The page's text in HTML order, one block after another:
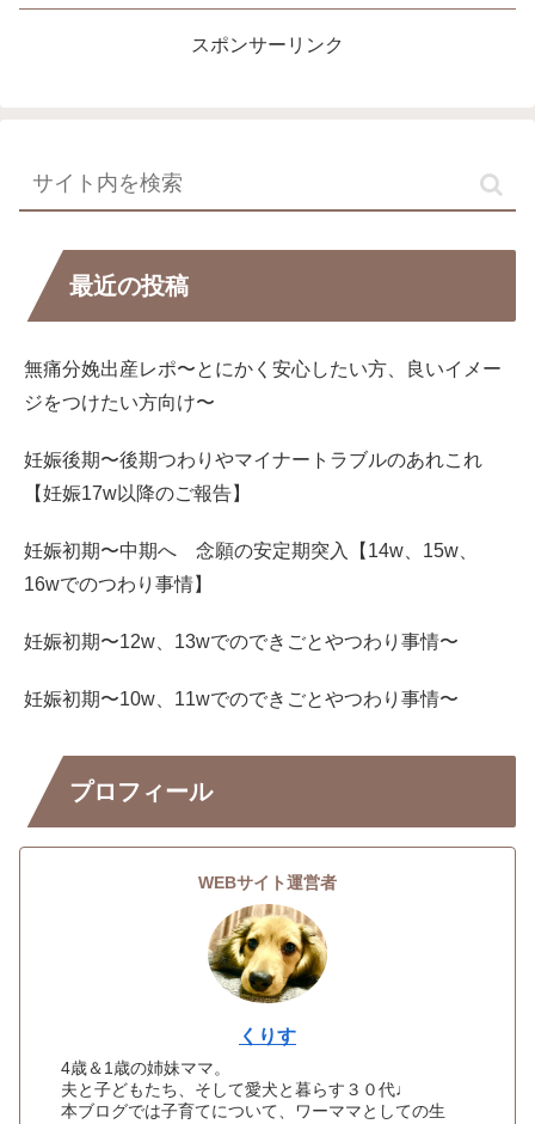
スポンサーリンク
最近の投稿
無痛分娩出産レポ〜とにかく安心したい方、良いイメー
ジをつけたい方向け〜
妊娠後期〜後期つわりやマイナートラブルのあれこれ
【妊娠17w以降のご報告】
妊娠初期〜中期へ 念願の安定期突入【14w、15w、
16wでのつわり事情】
妊娠初期〜12w、13wでのできごとやつわり事情〜
妊娠初期〜10w、11wでのできごとやつわり事情〜
プロフィール
WEBサイト運営者
くりす
4歳＆1歳の姉妹ママ。
夫と子どもたち、そして愛犬と暮らす３０代♩
本ブログでは子育てについて、ワーママとしての生